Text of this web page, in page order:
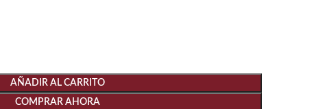
AÑADIR AL CARRITO
COMPRAR AHORA